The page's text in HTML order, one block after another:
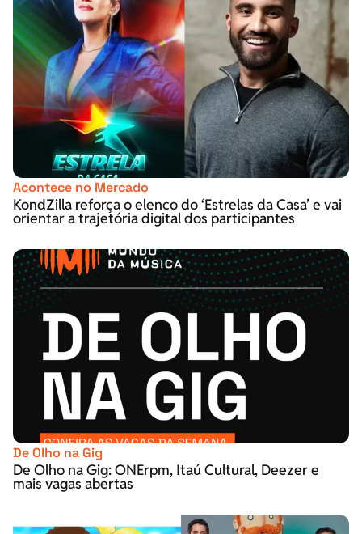
Acontece no Mercado
KondZilla reforça o elenco do ‘Estrelas da Casa’ e vai
orientar a trajetória digital dos participantes
De Olho na Gig
De Olho na Gig: ONErpm, Itaú Cultural, Deezer e
mais vagas abertas